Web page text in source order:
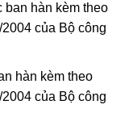
hàn kèm theo
của Bộ công
hàn kèm theo
của Bộ công